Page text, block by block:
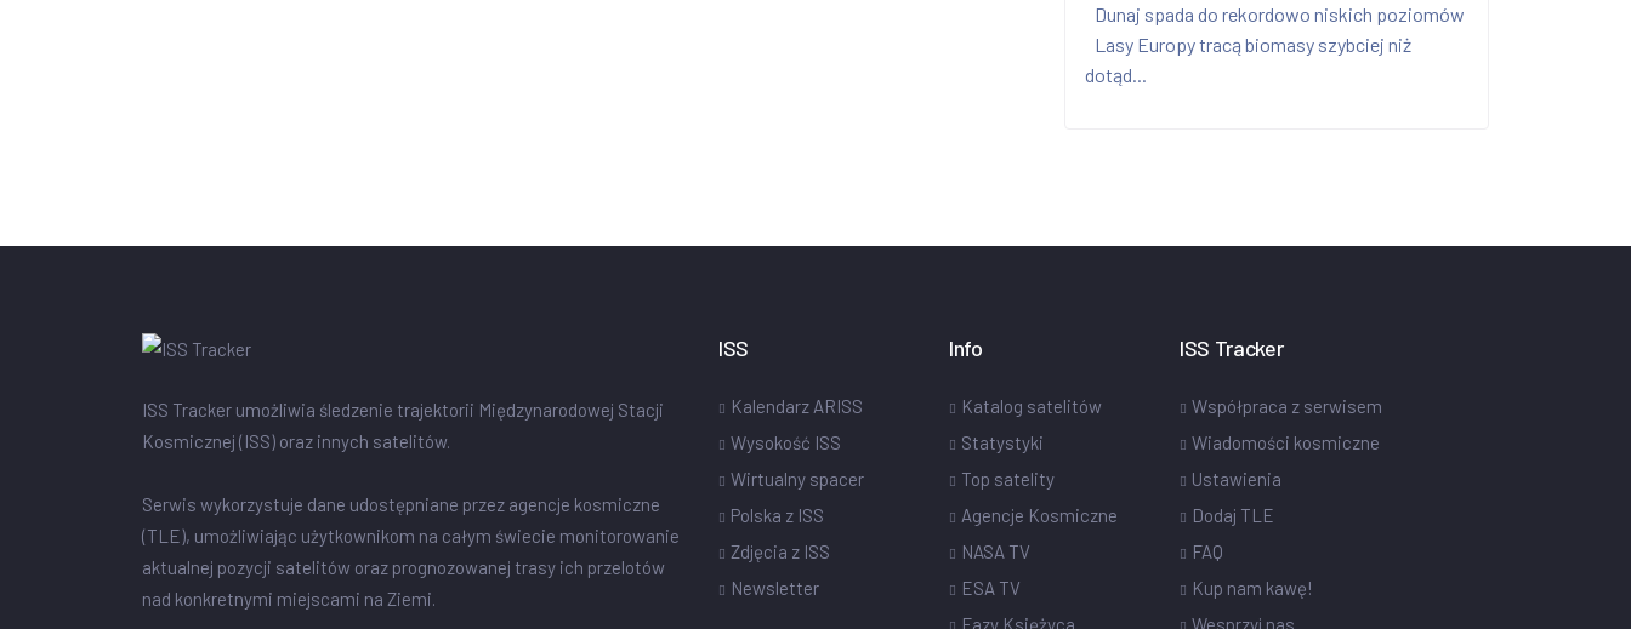
Dunaj spada do rekordowo niskich poziomów
Lasy Europy tracą biomasy szybciej niż
dotąd...
ISS Tracker umożliwia śledzenie trajektorii Międzynarodowej Stacji
Kosmicznej (ISS) oraz innych satelitów.
Serwis wykorzystuje dane udostępniane przez agencje kosmiczne
(TLE), umożliwiając użytkownikom na całym świecie monitorowanie
aktualnej pozycji satelitów oraz prognozowanej trasy ich przelotów
nad konkretnymi miejscami na Ziemi.
ISS
Kalendarz ARISS
Wysokość ISS
Wirtualny spacer
Polska z ISS
Zdjęcia z ISS
Newsletter
Info
Katalog satelitów
Statystyki
Top satelity
Agencje Kosmiczne
NASA TV
ESA TV
Fazy Księżyca
ISS Tracker
Współpraca z serwisem
Wiadomości kosmiczne
Ustawienia
Dodaj TLE
FAQ
Kup nam kawę!
Wesprzyj nas